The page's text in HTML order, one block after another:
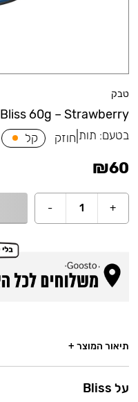
טבק
Bliss 60g – Strawberry
בטעם: תות חוזק קל
₪60
+
1
-
תיאור המוצר +
על Bliss